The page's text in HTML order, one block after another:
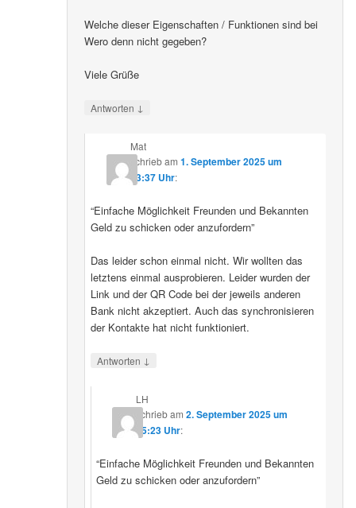
Welche dieser Eigenschaften / Funktionen sind bei
Wero denn nicht gegeben?
Viele Grüße
Antworten ↓
Mat
schriebam 1. September 2025 um
23:37 Uhr:
“Einfache Möglichkeit Freunden und Bekannten
Geld zu schicken oder anzufordern”
Das leider schon einmal nicht. Wir wollten das
letztens einmal ausprobieren. Leider wurden der
Link und der QR Code bei der jeweils anderen
Bank nicht akzeptiert. Auch das synchronisieren
der Kontakte hat nicht funktioniert.
Antworten ↓
LH
schriebam2. September 2025 um
15:23 Uhr:
“Einfache Möglichkeit Freunden und Bekannten
Geld zu schicken oder anzufordern”